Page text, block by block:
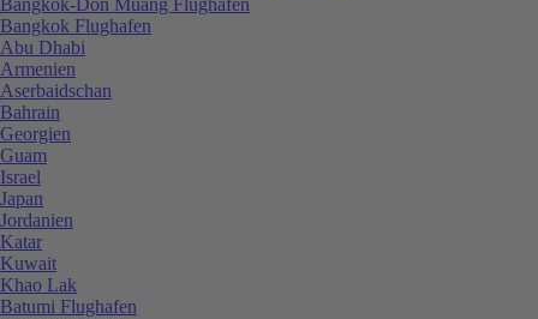
Bangkok Flughafen
Abu Dhabi
Armenien
Aserbaidschan
Bahrain
Georgien
Guam
Israel
Japan
Jordanien
Katar
Kuwait
Khao Lak
Batumi Flughafen